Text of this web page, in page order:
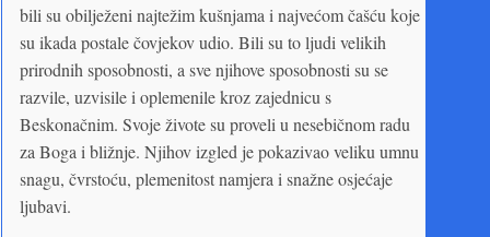
bili su obilježeni najtežim kušnjama i najvećom čašću koje
su ikada postale čovjekov udio. Bili su to ljudi velikih
prirodnih sposobnosti, a sve njihove sposobnosti su se
razvile, uzvisile i oplemenile kroz zajednicu s
Beskonačnim. Svoje živote su proveli u nesebičnom radu
za Boga i bližnje. Njihov izgled je pokazivao veliku umnu
snagu, čvrstoću, plemenitost namjera i snažne osjećaje
ljubavi.